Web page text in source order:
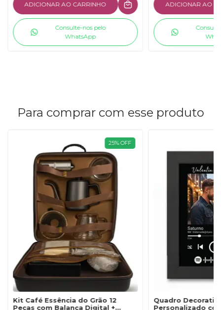
ADICIONAR AO CARRINHO
Consulte-nos pelo
WhatsApp
ADICIONAR AO
Para comprar com esse produto
25%OFF
Kit Café Essência do Grão 12
Peças com Balança Digital +
Quadro
Personalizado